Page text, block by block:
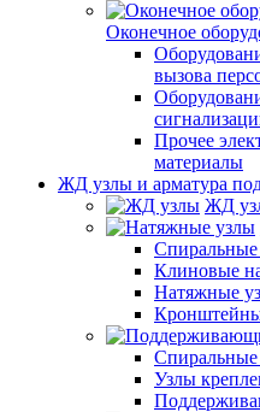
Оконечное
вызова
Прочее
материалы
ЖД узлы и арматура
ЖД
Клиновые
Натяжные
Узлы